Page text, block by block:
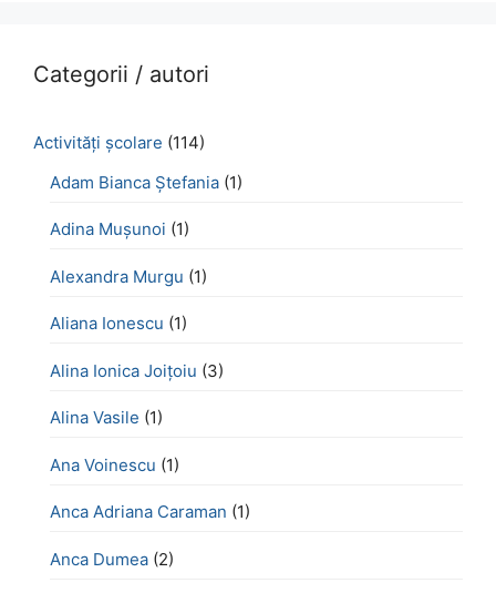
Categorii / autori
Activităţi şcolare (114)
Adam Bianca Ștefania (1)
Adina Mușunoi (1)
Alexandra Murgu (1)
Aliana Ionescu (1)
Alina Ionica Joițoiu (3)
Alina Vasile (1)
Ana Voinescu (1)
Anca Adriana Caraman (1)
Anca Dumea (2)